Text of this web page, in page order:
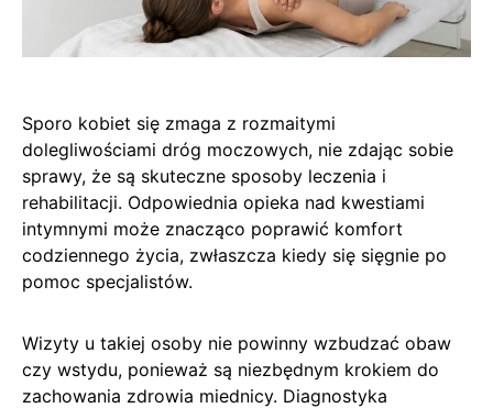
Sporo kobiet się zmaga z rozmaitymi
dolegliwościami dróg moczowych, nie zdając sobie
sprawy, że są skuteczne sposoby leczenia i
rehabilitacji. Odpowiednia opieka nad kwestiami
intymnymi może znacząco poprawić komfort
codziennego życia, zwłaszcza kiedy się sięgnie po
pomoc specjalistów.
Wizyty u takiej osoby nie powinny wzbudzać obaw
czy wstydu, ponieważ są niezbędnym krokiem do
zachowania zdrowia miednicy. Diagnostyka